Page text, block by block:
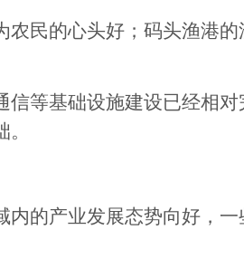
的心头好；码头渔港的
基础设施建设已经相对
产业发展态势向好，一